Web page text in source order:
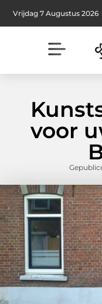
Vrijdag 7 Augustus 2026
voor